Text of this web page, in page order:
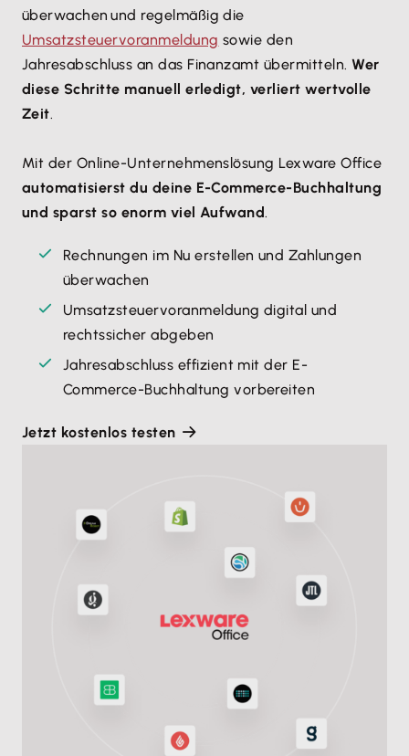
überwachen und regelmäßig die
Umsatzsteuervoranmeldung sowie den
Jahresabschluss an das Finanzamt übermitteln.Wer
diese Schritte manuell erledigt, verliert wertvolle
Zeit.
Mit der Online-Unternehmenslösung Lexware Office
automatisierst du deine E-Commerce-Buchhaltung
und sparst so enorm viel Aufwand.
Rechnungen im Nu erstellen und Zahlungen
überwachen
Umsatzsteuervoranmeldung digital und
rechtssicher abgeben
Jahresabschluss effizient mit der E-
Commerce-Buchhaltung vorbereiten
Jetzt kostenlos testen